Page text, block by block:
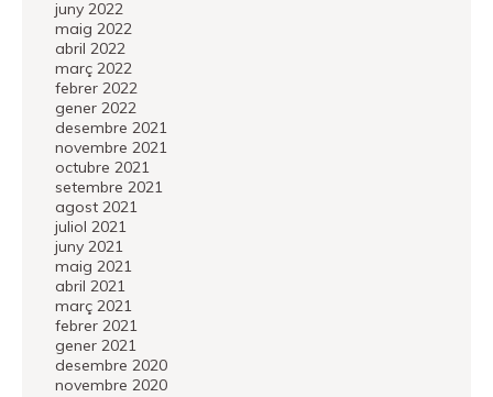
juny 2022
maig 2022
abril 2022
març 2022
febrer 2022
gener 2022
desembre 2021
novembre 2021
octubre 2021
setembre 2021
agost 2021
juliol 2021
juny 2021
maig 2021
abril 2021
març 2021
febrer 2021
gener 2021
desembre 2020
novembre 2020